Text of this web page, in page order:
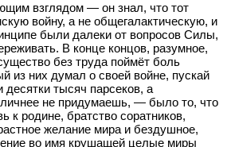
взглядом — он знал, что тот
войну, а не общегалактическую, и
были далеки от вопросов Силы,
В конце концов, разумное,
без труда поймёт боль
из них думал о своей войне, пускай
тысяч парсеков, а
не придумаешь, — было то, что
к родине, братство соратников,
желание мира и бездушное,
во имя крушащей целые миры